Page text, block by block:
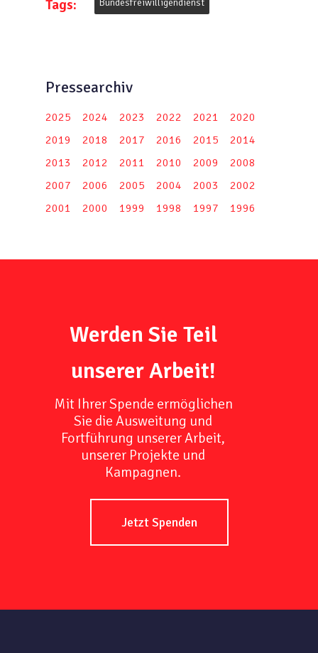
Tags:
Pressearchiv
2025 2024 2023 2022 2021
2020
2019
2018 2017 2016 2015
2014
2013
2012 2011 2010 2009
2008
2007
2006 2005 2004 2003
2002
2001
2000 1999 1998 1997 1996
Werden Sie Teil
unserer Arbeit!
Mit Ihrer Spende ermöglichen
Sie die Ausweitung und
Fortführung unserer Arbeit,
unserer Projekte und
Kampagnen.
Jetzt Spenden